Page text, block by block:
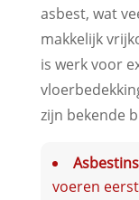
asbest, wat
makkelijk
is werk voor
zijn bekende
voeren